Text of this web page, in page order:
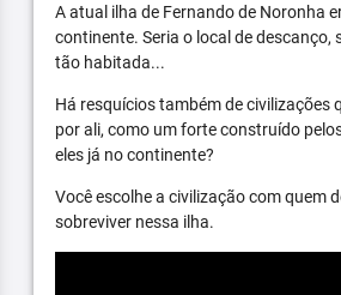
A atual ilha de Fernando de Noronha
continente. Seria o local de descanço,
tão habitada...
Há resquícios também de civilizações
por ali, como um forte construído
eles já no continente?
Você escolhe a civilização com quem
sobreviver nessa ilha.